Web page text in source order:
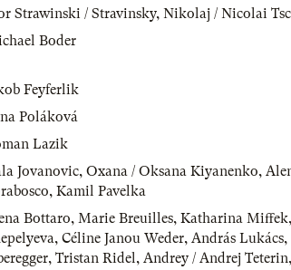
Strawinski / Stravinsky, Nikolaj / Nicolai
Boder
Feyferlik
Poláková
Lazik
Jovanovic, Oxana / Oksana Kiyanenko,
, Kamil Pavelka
Bottaro, Marie Breuilles, Katharina Miffek,
, Céline Janou Weder, András Lukács,
, Tristan Ridel, Andrey / Andrej Teterin,